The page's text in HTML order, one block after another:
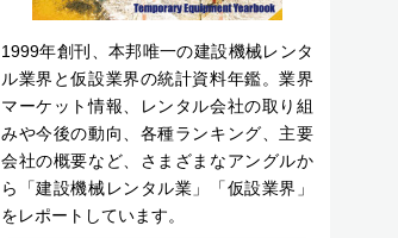
1999年創刊、本邦唯一の建設機械レンタ
ル業界と仮設業界の統計資料年鑑。業界
マーケット情報、レンタル会社の取り組
みや今後の動向、各種ランキング、主要
会社の概要など、さまざまなアングルか
ら「建設機械レンタル業」「仮設業界」
をレポートしています。